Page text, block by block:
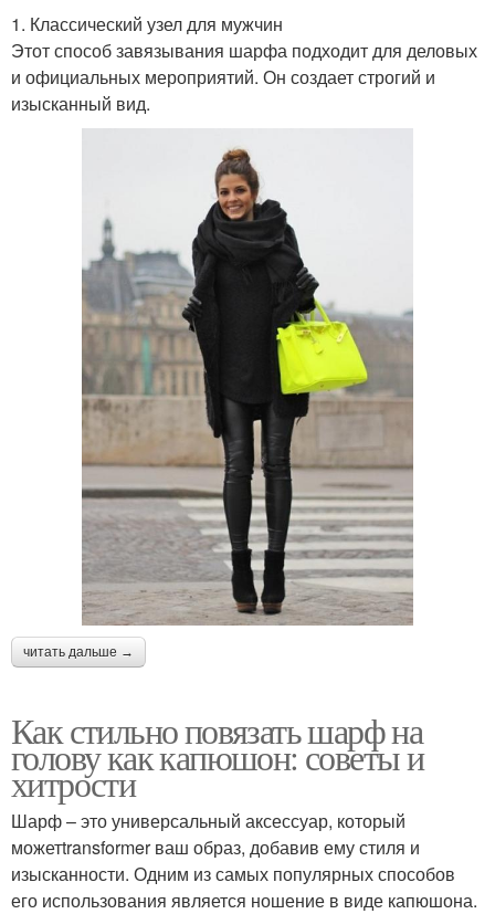
1. Классический узел для мужчин
Этот способ завязывания шарфа подходит для деловых
и официальных мероприятий. Он создает строгий и
изысканный вид.
читать дальше →
Как стильно повязать шарф на
голову как капюшон: советы и
хитрости
Шарф – это универсальный аксессуар, который
можетtransformer ваш образ, добавив ему стиля и
изысканности. Одним из самых популярных способов
его использования является ношение в виде капюшона.